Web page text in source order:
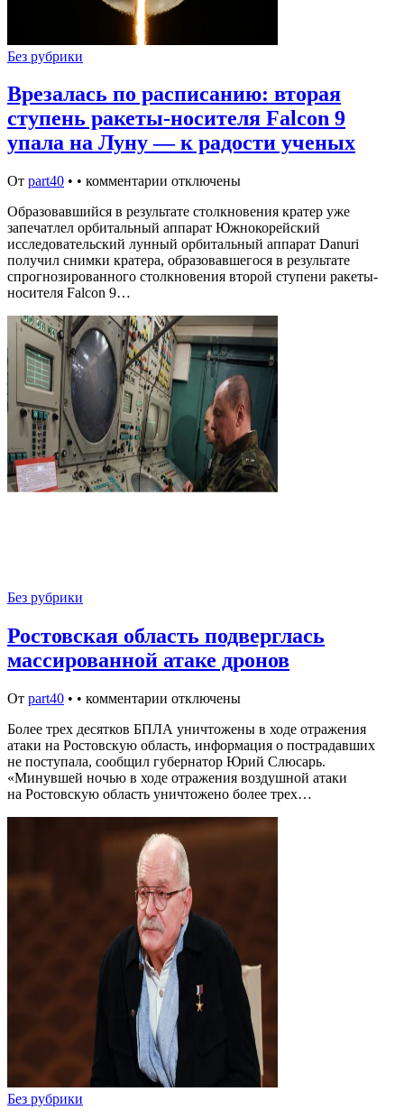
Без рубрики
Врезалась по расписанию: вторая
ступень ракеты-носителя Falcon 9
упала на Луну — к радости ученых
От part40 • • комментарии отключены
Образовавшийся в результате столкновения кратер уже
запечатлел орбитальный аппарат Южнокорейский
исследовательский лунный орбитальный аппарат Danuri
получил снимки кратера, образовавшегося в результате
спрогнозированного столкновения второй ступени ракеты-
носителя Falcon 9…
Без рубрики
Ростовская область подверглась
массированной атаке дронов
От part40 • • комментарии отключены
Более трех десятков БПЛА уничтожены в ходе отражения
атаки на Ростовскую область, информация о пострадавших
не поступала, сообщил губернатор Юрий Слюсарь.
«Минувшей ночью в ходе отражения воздушной атаки
на Ростовскую область уничтожено более трех…
Без рубрики